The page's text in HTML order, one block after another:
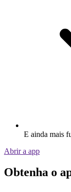
E ainda mais
Abrir a app
Obtenha o